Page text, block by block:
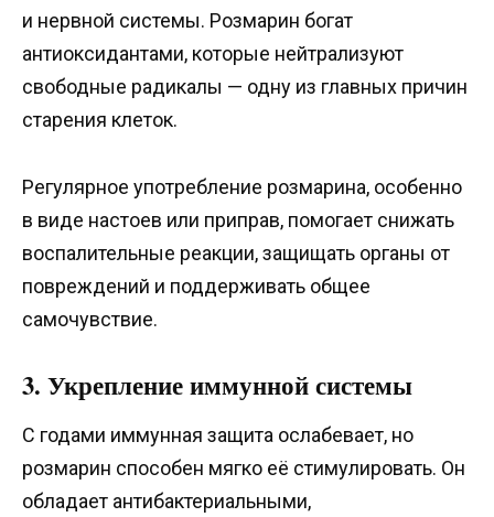
и нервной системы. Розмарин богат
антиоксидантами, которые нейтрализуют
свободные радикалы — одну из главных причин
старения клеток.
Регулярное употребление розмарина, особенно
в виде настоев или приправ, помогает снижать
воспалительные реакции, защищать органы от
повреждений и поддерживать общее
самочувствие.
3. Укрепление иммунной системы
С годами иммунная защита ослабевает, но
розмарин способен мягко её стимулировать. Он
обладает антибактериальными,